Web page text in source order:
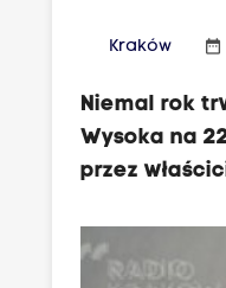
Kraków date_range
Niemal rok
Wysoka na
przez